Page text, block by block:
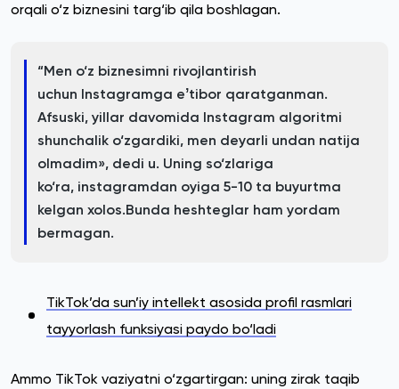
orqali o‘z biznesini targ‘ib qila boshlagan.
“Men o‘z biznesimni rivojlantirish
uchun Instagramga eʼtibor qaratganman.
Afsuski, yillar davomida Instagram algoritmi
shunchalik o‘zgardiki, men deyarli undan natija
olmadim», dedi u. Uning so‘zlariga
ko‘ra, instagramdan oyiga 5-10 ta buyurtma
kelgan xolos.Bunda heshteglar ham yordam
bermagan.
TikTok’da sun’iy intellekt asosida profil rasmlari
tayyorlash funksiyasi paydo bo‘ladi
Ammo TikTok vaziyatni o‘zgartirgan: uning zirak taqib